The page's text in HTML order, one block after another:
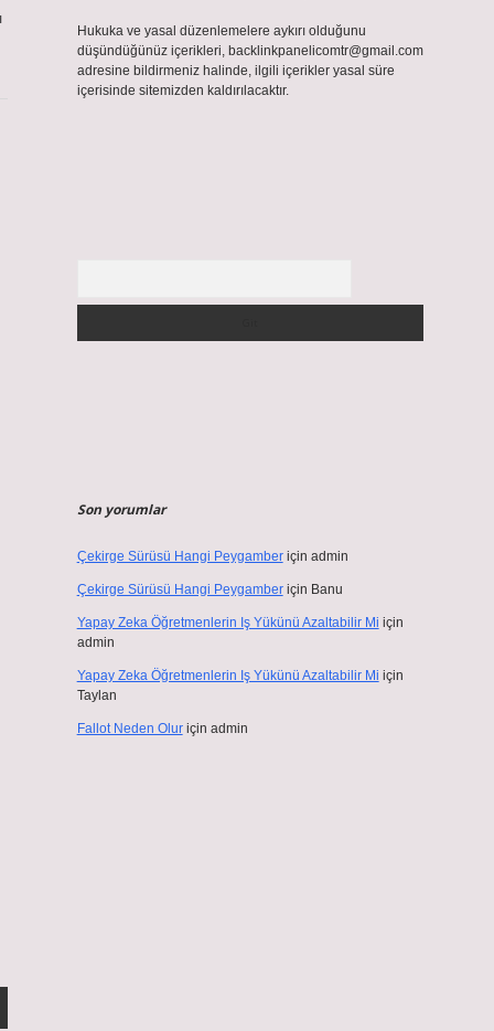
Hukuka ve yasal düzenlemelere aykırı olduğunu
düşündüğünüz içerikleri, backlinkpanelicomtr@gmail.com
adresine bildirmeniz halinde, ilgili içerikler yasal süre
içerisinde sitemizden kaldırılacaktır.
Son yorumlar
Çekirge Sürüsü Hangi Peygamberiçin admin
Çekirge Sürüsü Hangi Peygamberiçin Banu
Yapay Zeka Öğretmenlerin Iş Yükünü Azaltabilir Mi için
admin
Yapay Zeka Öğretmenlerin Iş Yükünü Azaltabilir Mi için
Taylan
Fallot Neden Oluriçin admin